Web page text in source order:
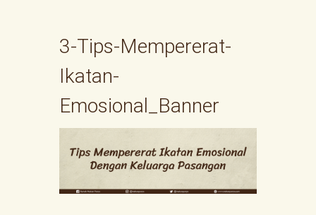
3-Tips-Mempererat-
Ikatan-
Emosional_Banner